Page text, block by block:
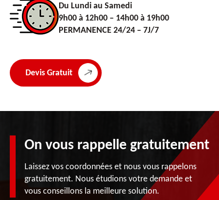
Du Lundi au Samedi
9h00 à 12h00 – 14h00 à 19h00
PERMANENCE 24/24 – 7J/7
Devis Gratuit
On vous rappelle gratuitement
Laissez vos coordonnées et nous vous rappelons
gratuitement. Nous étudions votre demande et
vous conseillons la meilleure solution.